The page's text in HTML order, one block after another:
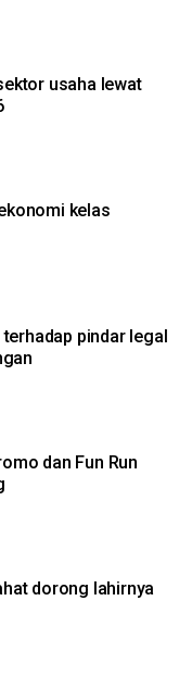
usaha lewat
kelas
pindar legal
dan Fun Run
dorong lahirnya